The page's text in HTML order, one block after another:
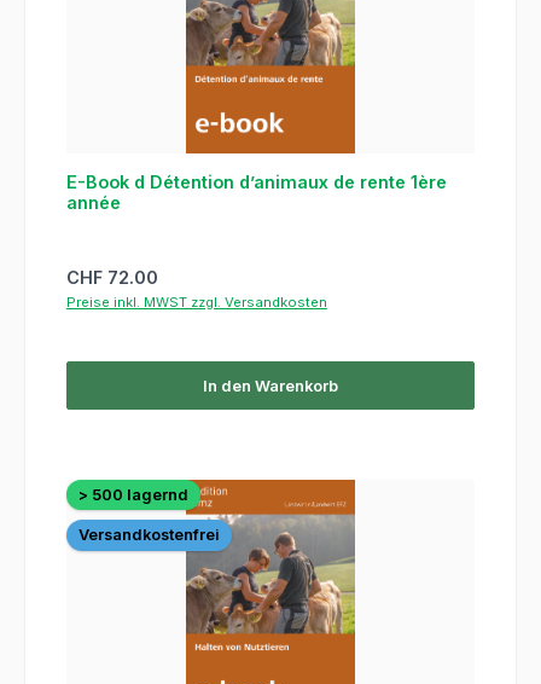
E-Book d Détention d’animaux de rente 1ère
année
Regulärer Preis:
CHF 72.00
Preise inkl. MWST zzgl. Versandkosten
In den Warenkorb
> 500 lagernd
Versandkostenfrei